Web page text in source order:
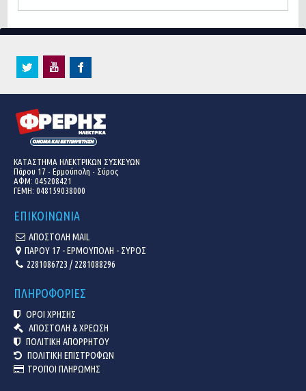
ΚΑΤΑΣΤΗΜΑ ΗΛΕΚΤΡΙΚΩΝ ΣΥΣΚΕΥΩΝ
Πάρου 17 - Ερμούπολη - Σύρος
ΑΦΜ: 045208421
ΓΕΜΗ: 048159038000
ΕΠΙΚΟΙΝΩΝΙΑ
ΑΠΟΣΤΟΛΗ MAIL
ΠΑΡΟΥ 17 - ΕΡΜΟΥΠΟΛΗ - ΣΥΡΟΣ
2281086723 / 2281088296
ΠΛΗΡΟΦΟΡΙΕΣ
ΟΡΟΙ ΧΡΗΣΗΣ
ΑΠΟΣΤΟΛΗ & ΧΡΕΩΣΗ
ΠΟΛΙΤΙΚΗ ΑΠΟΡΡΗΤΟΥ
ΠΟΛΙΤΙΚΗ ΕΠΙΣΤΡΟΦΩΝ
ΤΡΟΠΟΙ ΠΛΗΡΩΜΗΣ